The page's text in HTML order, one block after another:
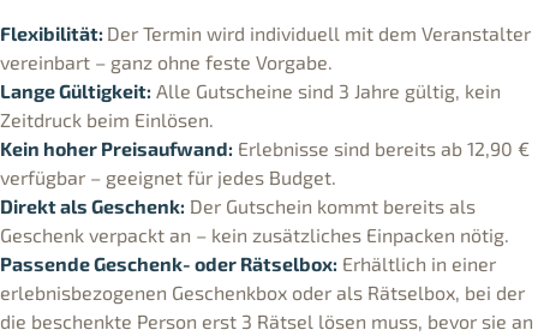
Flexibilität: Der Termin wird individuell mit dem Veranstalter
vereinbart – ganz ohne feste Vorgabe.
Lange Gültigkeit: Alle Gutscheine sind 3 Jahre gültig, kein
Zeitdruck beim Einlösen.
Kein hoher Preisaufwand: Erlebnisse sind bereits ab 12,90 €
verfügbar – geeignet für jedes Budget.
Direkt als Geschenk: Der Gutschein kommt bereits als
Geschenk verpackt an – kein zusätzliches Einpacken nötig.
Passende Geschenk- oder Rätselbox: Erhältlich in einer
erlebnisbezogenen Geschenkbox oder als Rätselbox, bei der
die beschenkte Person erst 3 Rätsel lösen muss, bevor sie an